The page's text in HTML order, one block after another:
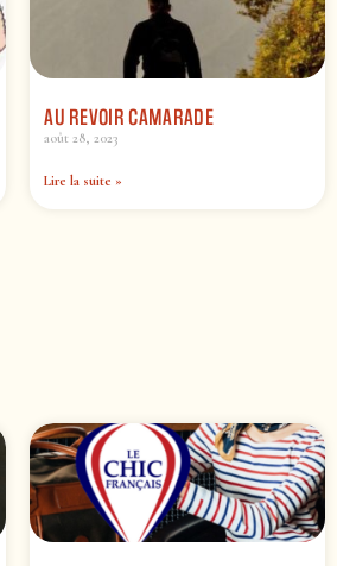
AU REVOIR CAMARADE
août 28, 2023
Lire la suite »